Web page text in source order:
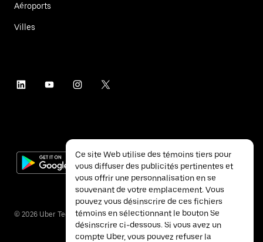
Aéroports
Villes
© 2026 Uber Technologies inc.
Ce site Web utilise des témoins tiers pour
vous diffuser des publicités pertinentes et
vous offrir une personnalisation en se
souvenant de votre emplacement. Vous
pouvez vous désinscrire de ces fichiers
témoins en sélectionnant le bouton Se
désinscrire ci-dessous. Si vous avez un
compte Uber, vous pouvez refuser la